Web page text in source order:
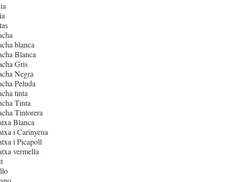
blanca
Blanca
Gris
Negra
Peluda
tinta
Tinta
Tintorera
Blanca
i Carinyena
i Picapoll
vermella